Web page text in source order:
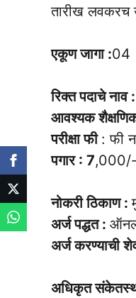
तारीख लवकरच
एकूण जागा :04
रिक्त पदाचे नाव
आवश्यक
परीक्षा फी : फी
पगार : 7
नोकरी ठिकाण :
अर्ज पद्धत :
अर्ज करण्याची
अधिकृत